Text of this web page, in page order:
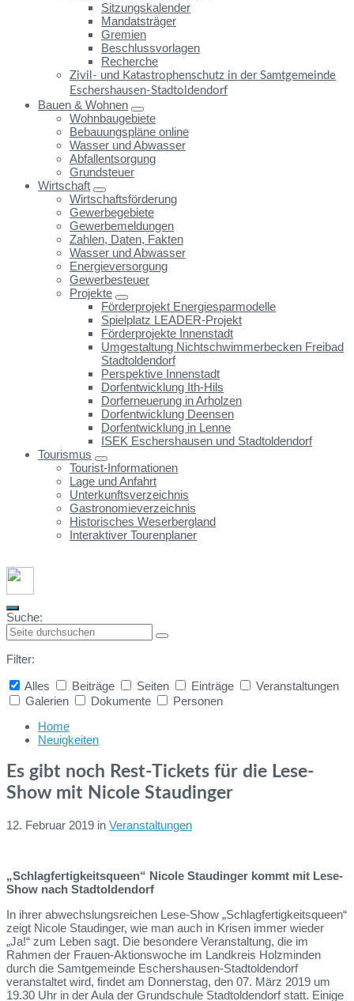
Sitzungskalender
Mandatsträger
Gremien
Beschlussvorlagen
Recherche
Zivil- und Katastrophenschutz in der Samtgemeinde
Eschershausen-Stadtoldendorf
Bauen & Wohnen
Wohnbaugebiete
Bebauungspläne online
Wasser und Abwasser
Abfallentsorgung
Grundsteuer
Wirtschaft
Wirtschaftsförderung
Gewerbegebiete
Gewerbemeldungen
Zahlen, Daten, Fakten
Wasser und Abwasser
Energieversorgung
Gewerbesteuer
Projekte
Förderprojekt Energiesparmodelle
Spielplatz LEADER-Projekt
Förderprojekte Innenstadt
Umgestaltung Nichtschwimmerbecken Freibad
Stadtoldendorf
Perspektive Innenstadt
Dorfentwicklung Ith-Hils
Dorferneuerung in Arholzen
Dorfentwicklung Deensen
Dorfentwicklung in Lenne
ISEK Eschershausen und Stadtoldendorf
Tourismus
Tourist-Informationen
Lage und Anfahrt
Unterkunftsverzeichnis
Gastronomieverzeichnis
Historisches Weserbergland
Interaktiver Tourenplaner
Suche:
Filter:
Alles
Beiträge Seiten Einträge
Veranstaltungen
Galerien
Dokumente Personen
search
Home
Neuigkeiten
Es gibt noch Rest-Tickets für die Lese-
Show mit Nicole Staudinger
12. Februar 2019 in Veranstaltungen
„Schlagfertigkeitsqueen“ Nicole Staudinger kommt mit Lese-
Show nach Stadtoldendorf
In ihrer abwechslungsreichen Lese-Show „Schlagfertigkeitsqueen“
zeigt Nicole Staudinger, wie man auch in Krisen immer wieder
„Ja!“ zum Leben sagt. Die besondere Veranstaltung, die im
Rahmen der Frauen-Aktionswoche im Landkreis Holzminden
durch die Samtgemeinde Eschershausen-Stadtoldendorf
veranstaltet wird, findet am Donnerstag, den 07. März 2019 um
19.30 Uhr in der Aula der Grundschule Stadtoldendorf statt. Einige